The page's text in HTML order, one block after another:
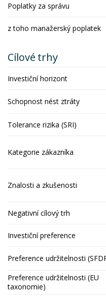
Poplatky za správu
z toho manažerský poplatek
Cílové trhy
Investiční horizont
Schopnost nést ztráty
Tolerance rizika (SRI)
Kategorie zákazníka
Znalosti a zkušenosti
Negativní cílový trh
Investiční preference
Preference udržitelnosti
Preference udržitelnosti (EU
taxonomie)